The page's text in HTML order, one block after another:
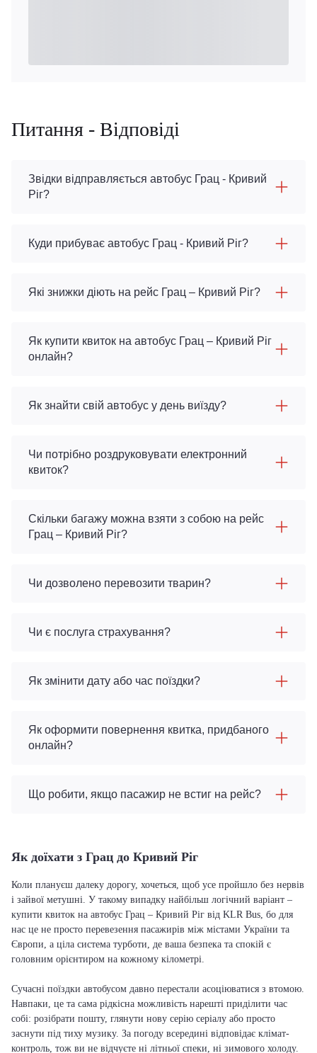
Питання - Відповіді
Звідки відправляється автобус Грац - Кривий
Ріг?
Куди прибуває автобус Грац - Кривий Ріг?
Які знижки діють на рейс Грац – Кривий Ріг?
Як купити квиток на автобус Грац – Кривий Ріг
онлайн?
Як знайти свій автобус у день виїзду?
Чи потрібно роздруковувати електронний
квиток?
Скільки багажу можна взяти з собою на рейс
Грац – Кривий Ріг?
Чи дозволено перевозити тварин?
Чи є послуга страхування?
Як змінити дату або час поїздки?
Як оформити повернення квитка, придбаного
онлайн?
Що робити, якщо пасажир не встиг на рейс?
Як доїхати з Грац до Кривий Ріг
Коли плануєш далеку дорогу, хочеться, щоб усе пройшло без нервів
і зайвої метушні. У такому випадку найбільш логічний варіант –
купити квиток на автобус Грац – Кривий Ріг від KLR Bus, бо для
нас це не просто перевезення пасажирів між містами України та
Європи, а ціла система турботи, де ваша безпека та спокій є
головним орієнтиром на кожному кілометрі.
Сучасні поїздки автобусом давно перестали асоціюватися з втомою.
Навпаки, це та сама рідкісна можливість нарешті приділити час
собі: розібрати пошту, глянути нову серію серіалу або просто
заснути під тиху музику. За погоду всередині відповідає клімат-
контроль, тож ви не відчуєте ні літньої спеки, ні зимового холоду.